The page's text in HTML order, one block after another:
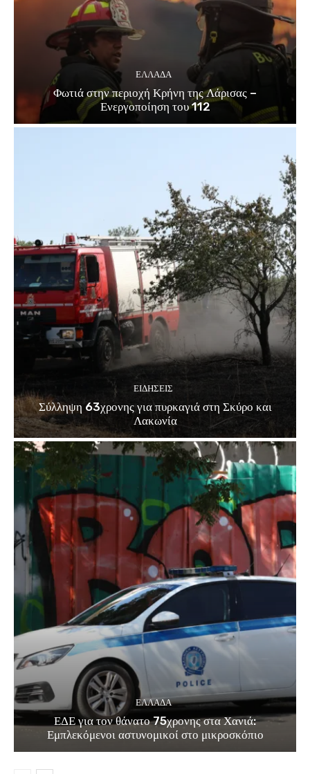
ΕΛΛΑΔΑ
Φωτιά στην περιοχή Κρήνη της Λάρισας –
Ενεργοποίηση του 112
ΕΙΔΗΣΕΙΣ
Σύλληψη 63χρονης για πυρκαγιά στη Σκύρο και
Λακωνία
ΕΛΛΑΔΑ
ΕΔΕ για τον θάνατο 75χρονης στα Χανιά:
Εμπλεκόμενοι αστυνομικοί στο μικροσκόπιο